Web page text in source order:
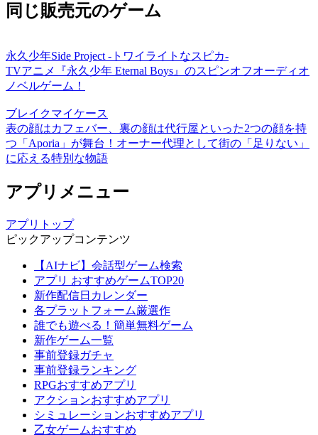
同じ販売元のゲーム
永久少年Side Project -トワイライトなスピカ-
TVアニメ『永久少年 Eternal Boys』のスピンオフオーディオ
ノベルゲーム！
ブレイクマイケース
表の顔はカフェバー、裏の顔は代行屋といった2つの顔を持
つ「Aporia」が舞台！オーナー代理として街の「足りない」
に応える特別な物語
アプリメニュー
アプリトップ
ピックアップコンテンツ
【AIナビ】会話型ゲーム検索
アプリ おすすめゲームTOP20
新作配信日カレンダー
各プラットフォーム厳選作
誰でも遊べる！簡単無料ゲーム
新作ゲーム一覧
事前登録ガチャ
事前登録ランキング
RPGおすすめアプリ
アクションおすすめアプリ
シミュレーションおすすめアプリ
乙女ゲームおすすめ